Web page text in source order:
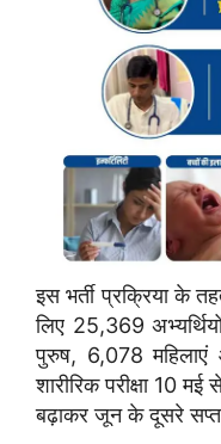
इसभर्तीप्रक्रियाके
लिए 25,369
पुरुष, 6,078महिलाएं
शारीरिकपरीक्षा 10मई
बढ़ाकरजूनकेदूसरे